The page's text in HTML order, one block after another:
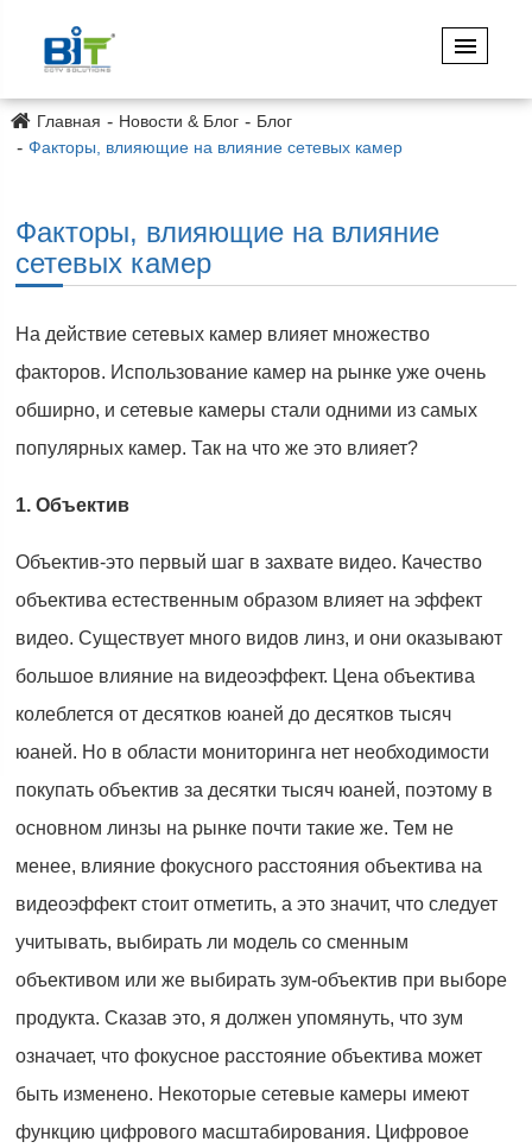
Главная Новости & Блог
Блог
Факторы, влияющие на влияние сетевых камер
Факторы, влияющие на влияние
сетевых камер
На действие сетевых камер влияет множество
факторов. Использование камер на рынке уже очень
обширно, и сетевые камеры стали одними из самых
популярных камер. Так на что же это влияет?
1. Объектив
Объектив-это первый шаг в захвате видео. Качество
объектива естественным образом влияет на эффект
видео. Существует много видов линз, и они оказывают
большое влияние на видеоэффект. Цена объектива
колеблется от десятков юаней до десятков тысяч
юаней. Но в области мониторинга нет необходимости
покупать объектив за десятки тысяч юаней, поэтому в
основном линзы на рынке почти такие же. Тем не
менее, влияние фокусного расстояния объектива на
видеоэффект стоит отметить, а это значит, что следует
учитывать, выбирать ли модель со сменным
объективом или же выбирать зум-объектив при выборе
продукта. Сказав это, я должен упомянуть, что зум
означает, что фокусное расстояние объектива может
быть изменено. Некоторые сетевые камеры имеют
функцию цифрового масштабирования. Цифровое